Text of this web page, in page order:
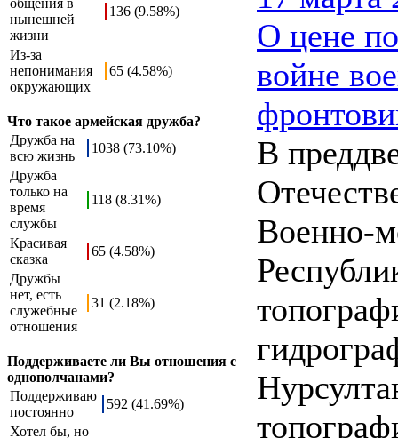
общения в
нынешней
жизни
136 (9.58%)
Из-за
непонимания
окружающих
65 (4.58%)
Что такое армейская дружба?
Дружба на
всю жизнь
1038 (73.10%)
Дружба
только на
время
службы
118 (8.31%)
Красивая
сказка
65 (4.58%)
Дружбы
нет, есть
служебные
отношения
31 (2.18%)
Поддерживаете ли Вы отношения с
однополчанами?
Поддерживаю
постоянно
592 (41.69%)
Хотел бы, но
О цене
войне
В
Военно-